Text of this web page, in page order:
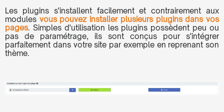
Les plugins s'installent facilement et contrairement aux
modules vous pouvez installer plusieurs plugins dans vos
pages. Simples d'utilisation les plugins possèdent peu ou
pas de paramétrage, ils sont conçus pour s'intégrer
parfaitement dans votre site par exemple en reprenant son
thème.